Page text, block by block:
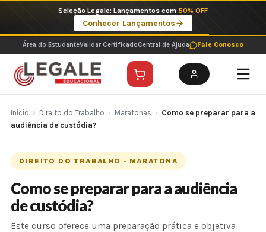
o
conteúdo
Seleção Legale: Lançamentos com 50% OFF
Conhecer Lançamentos
Área do EstudanteValidar CertificadoCentral de Ajuda Fale Conosco
Início › Direito do Trabalho › Maratonas › Como se preparar para a
audiência de custódia?
DIREITO DO TRABALHO · MARATONA
Como se preparar para a audiência
de custódia?
Este curso oferece uma preparação prática e objetiva